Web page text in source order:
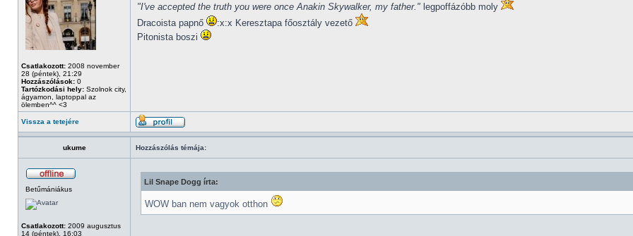
Csatlakozott: 2008 november
28 (péntek), 21:29
Hozzászólások: 0
Tartózkodási hely: Szolnok city,
ágyamon, laptoppal az
ölemben^^ <3
"I've accepted the truth you were once Anakin Skywalker, my father." legpoffázóbb moly
Dracoista papnő
:x:x Keresztapa főosztály vezető
Pitonista boszi
Vissza a tetejére
ukume Hozzászólás témája:
Betűmániákus
Csatlakozott: 2009 augusztus
14 (péntek), 16:03
Lil Snape Dogg írta:
WOW ban nem vagyok otthon